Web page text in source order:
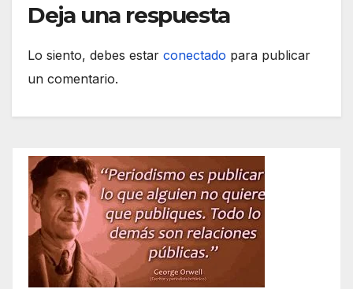
Deja una respuesta
Lo siento, debes estar conectado para publicar
un comentario.